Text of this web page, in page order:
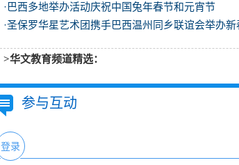
· 巴西多地举办活动庆祝中国兔年春节和元宵节
·圣保罗华星艺术团携手巴西温州同乡联谊会举办新
>华文教育频道精选：
参与互动
登录